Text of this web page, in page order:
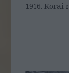
1916. Korai